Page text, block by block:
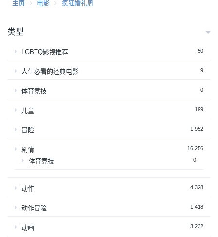
主页 电影 疯狂婚礼周
类型
LGBTQ影视推荐 50
人生必看的经典电影 9
体育竞技 0
儿童 199
冒险 1,952
剧情 16,256
体育竞技 0
动作 4,328
动作冒险 1,418
动画 3,232